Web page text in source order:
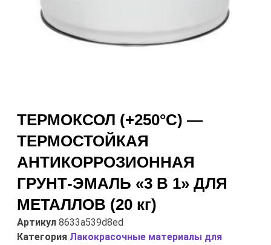
ТЕРМОКСОЛ (+250°С) —
ТЕРМОСТОЙКАЯ
АНТИКОРРОЗИОННАЯ
ГРУНТ-ЭМАЛЬ «3 В 1» ДЛЯ
МЕТАЛЛОВ (20 кг)
Артикул 8633a539d8ed
Категория Лакокрасочные материалы для